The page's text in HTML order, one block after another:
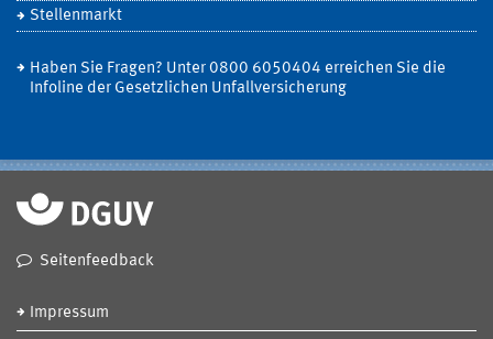
Stellenmarkt
Haben Sie Fragen? Unter 0800 6050404 erreichen Sie die
Infoline der Gesetzlichen Unfallversicherung
Seitenfeedback
Impressum